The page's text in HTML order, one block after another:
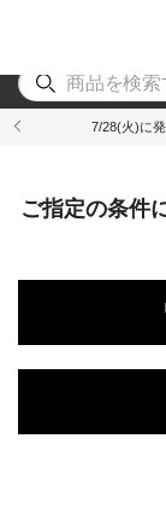
7/28(火)に
ご指定の条件